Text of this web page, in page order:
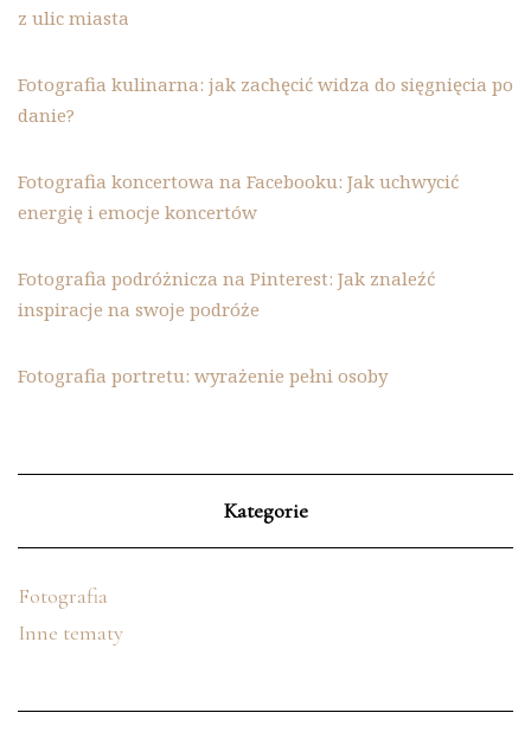
z ulic miasta
Fotografia kulinarna: jak zachęcić widza do sięgnięcia po
danie?
Fotografia koncertowa na Facebooku: Jak uchwycić
energię i emocje koncertów
Fotografia podróżnicza na Pinterest: Jak znaleźć
inspiracje na swoje podróże
Fotografia portretu: wyrażenie pełni osoby
Kategorie
Fotografia
Inne tematy